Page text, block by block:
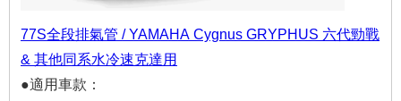
77S全段排氣管 / YAMAHA Cygnus GRYPHUS 六代勁戰
& 其他同系水冷速克達用
●適用車款：